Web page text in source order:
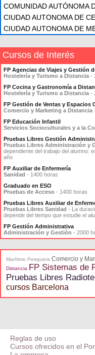
COMUNIDAD AUTÓNOMA
CIUDAD AUTONOMA DE
CIUDAD AUTONOMA DE
Cursos de Interés
FP Agencias de Viajes y Gestión
Hostelería y Turismo a Distancia -
FP Cocina y Gastronomía a
Hostelería y Turismo a Distancia -
FP Gestión de Ventas y Espacios
Comercio y Marketing a Distancia
FP Educación Infantil
Servicios Socioculturales y a la
Pruebas Libres Gestión
Pruebas Libres Administración y
dependiente del trabajo del alumno:
año
FP Auxiliar de Enfermería
Sanidad - 1400 horas
Graduado en ESO
Pruebas de Acceso - 1400 horas
Pruebas Libres Auxiliar de
Pruebas Libres Sanidad - La
depende del tiempo que estudie el
FP Gestión Administrativa
Administración y Gestión - 2000
Marítimo Pesquera Comercio y
Distancia FP Sistemas de
Pruebas Libres
cursos Barcelona
Reglas de uso
Cursos ofrecidos en el